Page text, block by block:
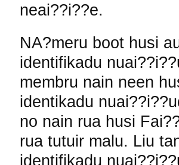
neai??i??e.
NA?meru boot husi
identifikadu
membru nain neen
identikadu
no nain rua husi
rua tutuir malu. Liu
identifikadu